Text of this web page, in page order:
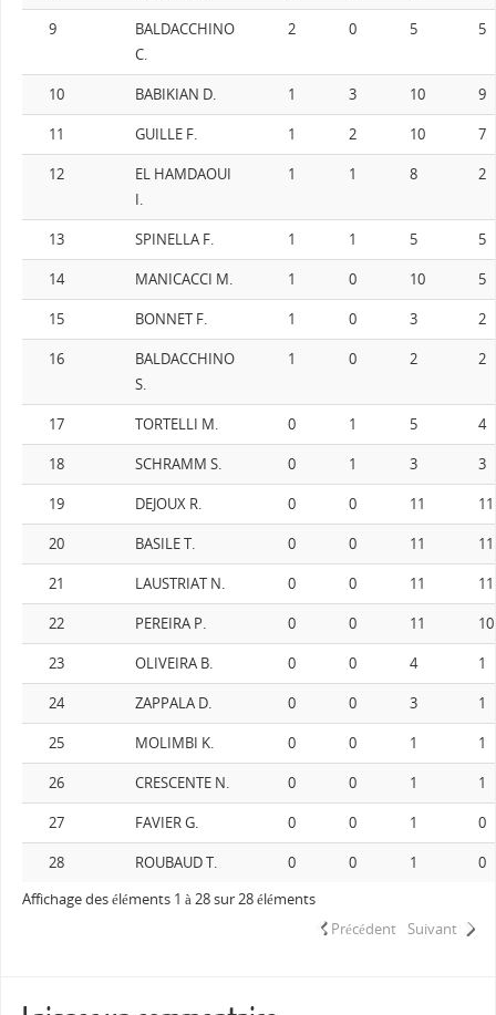
9
BALDACCHINO
C.
2 0 5 5
10 BABIKIAN D. 1 3 10 9
11 GUILLE F. 1 2 10 7
12
EL HAMDAOUI
I.
1 1 8 2
13 SPINELLA F. 1 1 5 5
14 MANICACCI M. 1 0 10 5
15 BONNET F. 1 0 3 2
16
BALDACCHINO
S.
1 0 2 2
17 TORTELLI M. 0 1 5 4
18 SCHRAMM S. 0 1 3 3
19 DEJOUX R. 0 0 11 11
20 BASILE T. 0 0 11 11
21 LAUSTRIAT N. 0 0 11 11
22 PEREIRA P. 0 0 11 10
23 OLIVEIRA B. 0 0 4 1
24 ZAPPALA D. 0 0 3 1
25 MOLIMBI K. 0 0 1 1
26 CRESCENTE N. 0 0 1 1
27 FAVIER G. 0 0 1 0
28 ROUBAUD T. 0 0 1
0
Affichage des éléments 1 à 28 sur 28 éléments
Précédent
Suivant